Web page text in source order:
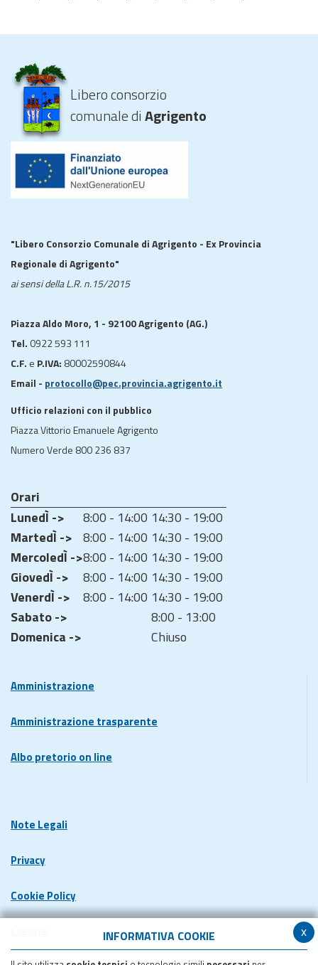
x
INFORMATIVA COOKIE
Libero consorzio
comunale diAgrigento
"Libero Consorzio Comunale di Agrigento - Ex Provincia
Regionale di Agrigento"
ai sensi della L.R. n.15/2015
Piazza Aldo Moro, 1 - 92100 Agrigento (AG.)
Tel. 0922 593 111
C.F. e P.IVA: 80002590844
Email - protocollo@pec.provincia.agrigento.it
Ufficio relazioni con il pubblico
Piazza Vittorio Emanuele Agrigento
Numero Verde 800 236 837
Orari
LunedÌ ->
8:00 - 14:00 14:30 - 19:00
MartedÌ -> 8:00 - 14:00 14:30 - 19:00
MercoledÌ ->8:00 - 14:00 14:30 - 19:00
GiovedÌ ->
8:00 - 14:00 14:30 - 19:00
VenerdÌ ->
8:00 - 14:00 14:30 - 19:00
Sabato ->
8:00 - 13:00
Domenica ->
Chiuso
Amministrazione
Amministrazione trasparente
Albo pretorio on line
Note Legali
Privacy
Cookie Policy